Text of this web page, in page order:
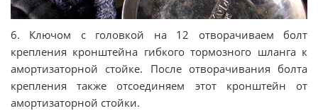
6. Ключом с головкой на 12 отворачиваем болт
крепления кронштейна гибкого тормозного шланга к
амортизаторной стойке. После отворачивания болта
крепления также отсоединяем этот кронштейн от
амортизаторной стойки.